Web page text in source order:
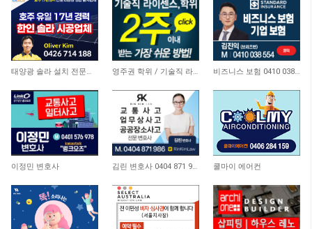
9,568 20,910 영주권 학위 / 기술직 라이센스 최소2주안에 받기! (요리, 페인팅, 용접, 차일드케어 등… 3,919 비즈니스 보험 0410 038 554
8,982
이정민 변호사 10,933 김린 변호사 0404 871 986 9,083
쿨마이 에어컨